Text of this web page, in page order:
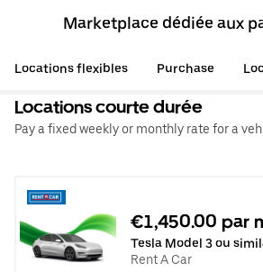
Marketplace dédiée aux
Locations flexibles Purchase
Locations courte durée
Pay a fixed weekly or monthly rate for a
€1,450.00 par
Tesla Model 3 ou
Rent A Car